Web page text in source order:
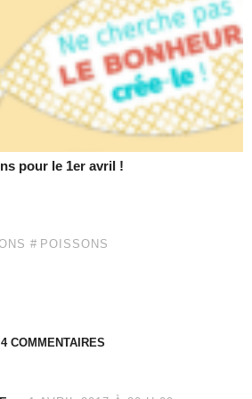
pour le 1er avril !
POISSONS
4 COMMENTAIRES